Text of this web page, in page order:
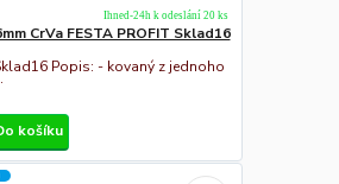
CrVa FESTA PROFIT Sklad16
Popis: - kovaný z jednoho
Ihned-24h k odeslání 20 ks
košíku